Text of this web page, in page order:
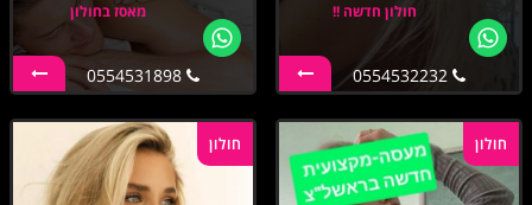
חולון חדשה !!
0554532232
מאסז בחולון
0554531898
חולון חולון